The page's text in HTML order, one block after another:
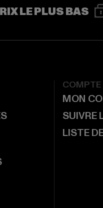
LE PLUS BAS
COMPTE
MON
SUIVRE
LISTE